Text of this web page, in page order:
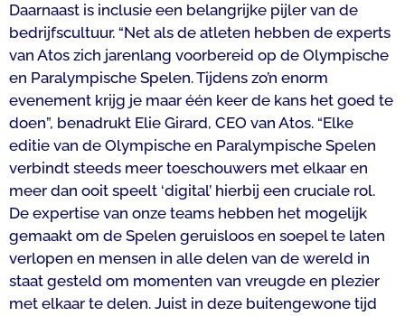
Daarnaast is inclusie een belangrijke pijler van de
bedrijfscultuur. “Net als de atleten hebben de experts
van Atos zich jarenlang voorbereid op de Olympische
en Paralympische Spelen. Tijdens zo’n enorm
evenement krijg je maar één keer de kans het goed te
doen”, benadrukt Elie Girard, CEO van Atos. “Elke
editie van de Olympische en Paralympische Spelen
verbindt steeds meer toeschouwers met elkaar en
meer dan ooit speelt ‘digital’ hierbij een cruciale rol.
De expertise van onze teams hebben het mogelijk
gemaakt om de Spelen geruisloos en soepel te laten
verlopen en mensen in alle delen van de wereld in
staat gesteld om momenten van vreugde en plezier
met elkaar te delen. Juist in deze buitengewone tijd